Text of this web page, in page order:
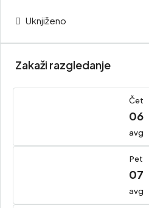
Uknjiženo
Zakaži razgledanje
Čet
06
avg
Pet
07
avg